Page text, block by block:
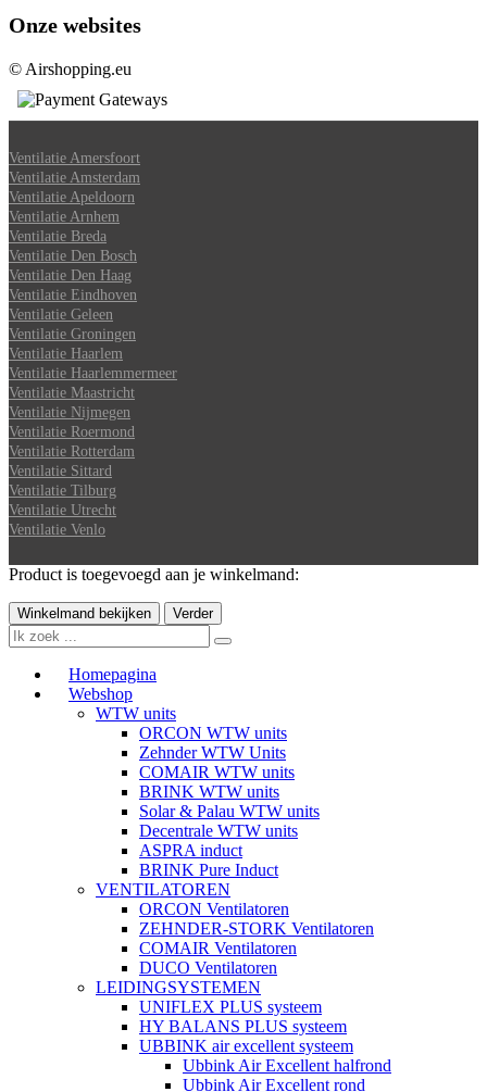
Onze websites
© Airshopping.eu
Ventilatie Amersfoort
Ventilatie Amsterdam
Ventilatie Apeldoorn
Ventilatie Arnhem
Ventilatie Breda
Ventilatie Den Bosch
Ventilatie Den Haag
Ventilatie Eindhoven
Ventilatie Geleen
Ventilatie Groningen
Ventilatie Haarlem
Ventilatie Haarlemmermeer
Ventilatie Maastricht
Ventilatie Nijmegen
Ventilatie Roermond
Ventilatie Rotterdam
Ventilatie Sittard
Ventilatie Tilburg
Ventilatie Utrecht
Ventilatie Venlo
Product is toegevoegd aan je winkelmand:
Winkelmand bekijken Verder
Homepagina
Webshop
WTW units
ORCON WTW units
Zehnder WTW Units
COMAIR WTW units
BRINK WTW units
Solar & Palau WTW units
Decentrale WTW units
ASPRA induct
BRINK Pure Induct
VENTILATOREN
ORCON Ventilatoren
ZEHNDER-STORK Ventilatoren
COMAIR Ventilatoren
DUCO Ventilatoren
LEIDINGSYSTEMEN
UNIFLEX PLUS systeem
HY BALANS PLUS systeem
UBBINK air excellent systeem
Ubbink Air Excellent halfrond
Ubbink Air Excellent rond